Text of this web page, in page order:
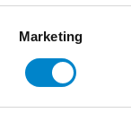
Marketing